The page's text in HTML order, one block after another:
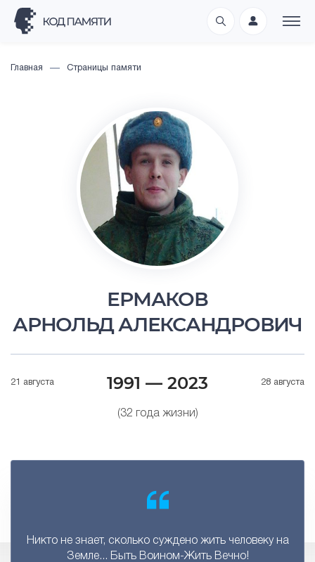
Главная Страницы памяти
ЕРМАКОВ
АРНОЛЬД АЛЕКСАНДРОВИЧ
21 августа 1991 — 2023
(32 года жизни)
28 августа
Никто не знает, сколько суждено жить человеку на
Земле... Быть Воином-Жить Вечно!